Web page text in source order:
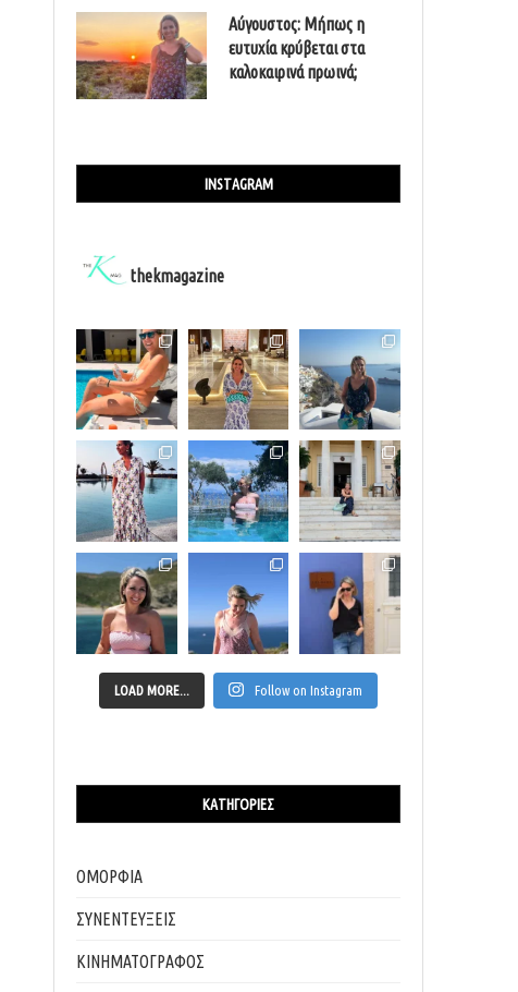
Αύγουστος: Μήπως η
ευτυχία κρύβεται στα
καλοκαιρινά πρωινά;
INSTAGRAM
thekmagazine
LOAD MORE... Follow on Instagram
ΚΑΤΗΓΟΡΊΕΣ
ΟΜΟΡΦΙΑ
ΣΥΝΕΝΤΕΥΞΕΙΣ
ΚΙΝΗΜΑΤΟΓΡΑΦΟΣ